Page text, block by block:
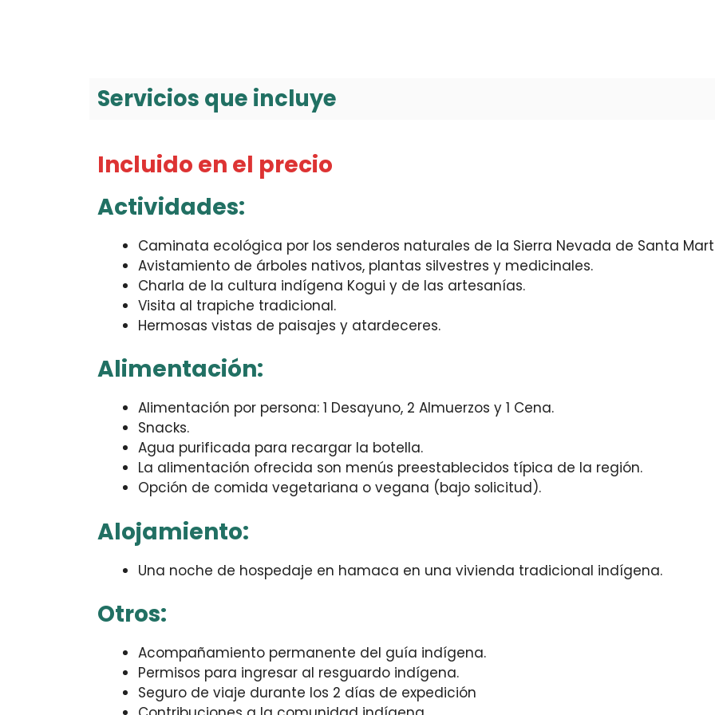
Servicios que incluye
Incluido en el precio
Actividades:
Caminata ecológica por los senderos naturales de la Sierra Nevada de Santa
Avistamiento de árboles nativos, plantas silvestres y medicinales.
Charla de la cultura indígena Kogui y de las artesanías.
Visita al trapiche tradicional.
Hermosas vistas de paisajes y atardeceres.
Alimentación:
️Alimentación por persona: 1 Desayuno, 2 Almuerzos y 1 Cena.
Snacks.
Agua purificada para recargar la botella.
La alimentación ofrecida son menús preestablecidos típica de la región.
Opción de comida vegetariana o vegana (bajo solicitud).
Alojamiento:
Una noche de hospedaje en hamaca en una vivienda tradicional indígena.
Otros:
Acompañamiento permanente del guía indígena.
Permisos para ingresar al resguardo indígena.
Seguro de viaje durante los 2 días de expedición